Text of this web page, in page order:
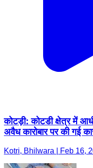
कोटड़ी: कोटडी क्षेत्र में
अवैध कारोबार पर की गई
Kotri, Bhilwara | Feb 16,